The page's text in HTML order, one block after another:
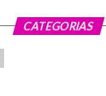
CATEGORIAS